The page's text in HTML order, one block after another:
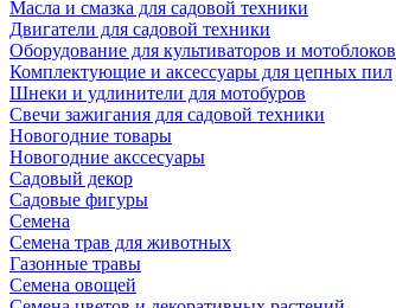
Масла и смазка для садовой техники
Двигатели для садовой техники
Оборудование для культиваторов и мотоблоков
Комплектующие и аксессуары для цепных пил
Шнеки и удлинители для мотобуров
Свечи зажигания для садовой техники
Новогодние товары
Новогодние акссесуары
Садовый декор
Садовые фигуры
Семена
Семена трав для животных
Газонные травы
Семена овощей